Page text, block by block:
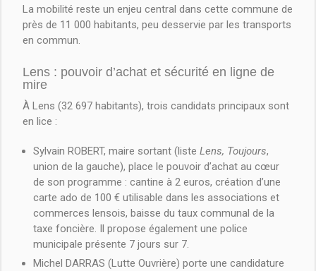
La mobilité reste un enjeu central dans cette commune de
près de 11 000 habitants, peu desservie par les transports
en commun.
Lens : pouvoir d’achat et sécurité en ligne de
mire
À Lens (32 697 habitants), trois candidats principaux sont
en lice :
Sylvain ROBERT, maire sortant (listeLens, Toujours,
union de la gauche), place le pouvoir d’achat au cœur
de son programme : cantine à 2 euros, création d’une
carte ado de 100 € utilisable dans les associations et
commerces lensois, baisse du taux communal de la
taxe foncière. Il propose également une police
municipale présente 7 jours sur 7.
Michel DARRAS (Lutte Ouvrière) porte une candidature